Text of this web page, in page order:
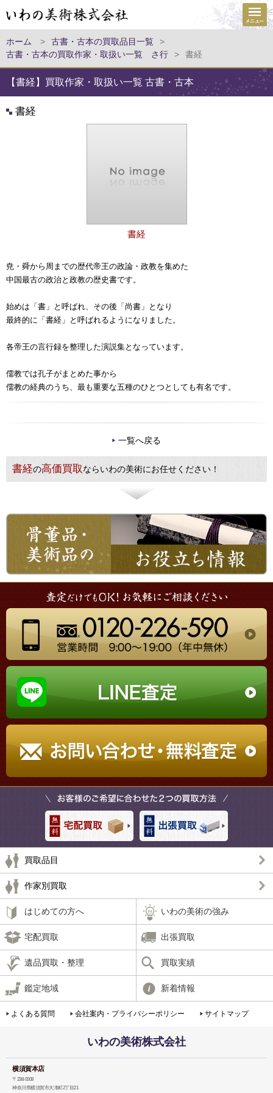
ホーム > 古書・古本の買取品目一覧
>
古書・古本の買取作家・取扱い一覧 さ行
> 書経
【書経】買取作家・取扱い一覧 古書・古本
書経
書経
尭・舜から周までの歴代帝王の政論・政教を集めた
中国最古の政治と政教の歴史書です。
始めは「書」と呼ばれ、その後「尚書」となり
最終的に「書経」と呼ばれるようになりました。
各帝王の言行録を整理した演説集となっています。
儒教では孔子がまとめた事から
儒教の経典のうち、最も重要な五種のひとつとしても有名です。
一覧へ戻る
書経の高価買取ならいわの美術にお任せください！
買取品目
作家別買取
はじめての方へ いわの美術の強み
宅配買取 出張買取
遺品買取・整理 買取実績
鑑定地域 新着情報
よくある質問 会社案内・プライバシーポリシー サイトマップ
いわの美術株式会社
横須賀本店
〒238-0008
神奈川県横須賀市大滝町2丁目21